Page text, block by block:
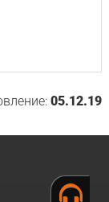
05.12.19